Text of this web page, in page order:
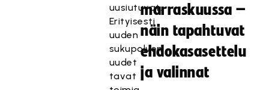
uusiutuvat.
Erityisesti
uuden
sukupolven
uudet
tavat
marraskuussa –
näin tapahtuvat
ehdokasasettelu
ja valinnat